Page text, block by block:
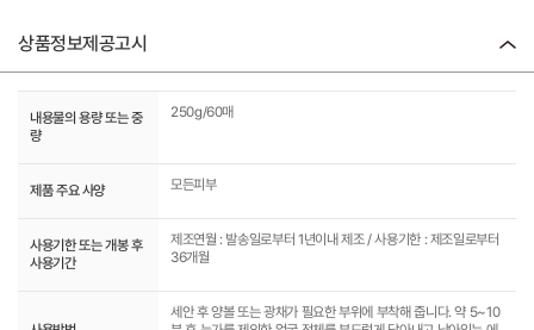
상품정보제공고시
내용물의 용량 또는 중
량
250g/60매
제품 주요 사양 모든피부
사용기한 또는 개봉 후
사용기간
제조연월 : 발송일로부터 1년이내 제조 / 사용기한 : 제조일로부터
36개월
세안 후 양볼 또는 광채가 필요한 부위에 부착해 줍니다. 약 5~10